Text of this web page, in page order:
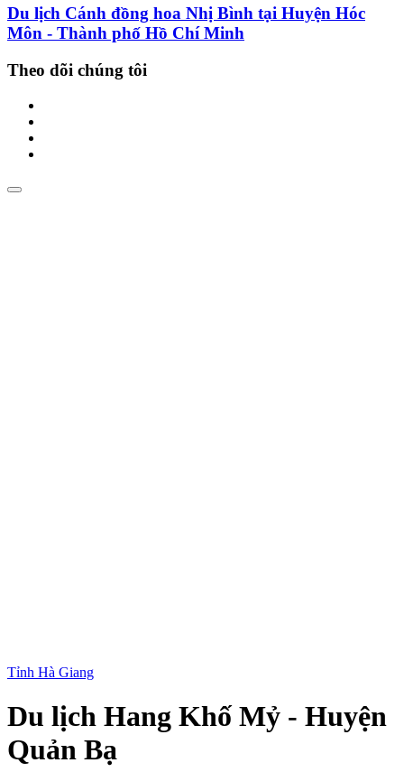
Du lịch Cánh đồng hoa Nhị Bình tại Huyện Hóc
Môn - Thành phố Hồ Chí Minh
Theo dõi chúng tôi
Tỉnh Hà Giang
Du lịch Hang Khố Mỷ - Huyện
Quản Bạ